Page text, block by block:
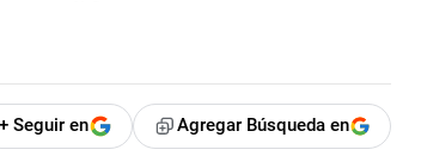
+ Seguir en Agregar Búsqueda en